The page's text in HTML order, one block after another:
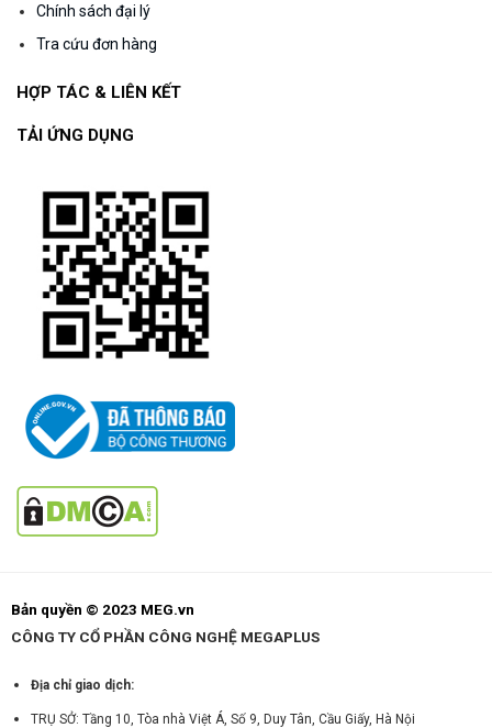
Chính sách đại lý
Tra cứu đơn hàng
HỢP TÁC & LIÊN KẾT
TẢI ỨNG DỤNG
Bản quyền © 2023 MEG.vn
CÔNG TY CỔ PHẦN CÔNG NGHỆ MEGAPLUS
Địa chỉ giao dịch:
TRỤ SỞ: Tầng 10, Tòa nhà Việt Á, Số 9, Duy Tân, Cầu Giấy, Hà Nội